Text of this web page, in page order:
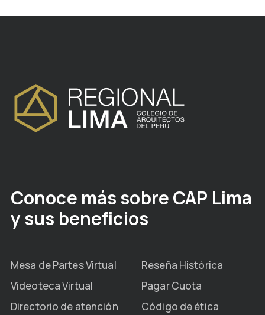
Conoce más sobre CAP Lima
y sus beneficios
Mesa de Partes Virtual
Reseña Histórica
Videoteca Virtual
Pagar Cuota
Directorio de atención
Código de ética